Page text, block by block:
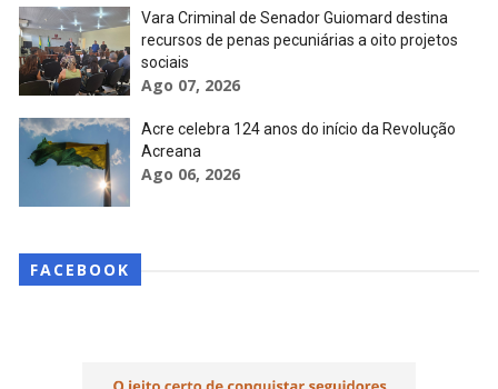
Vara Criminal de Senador Guiomard destina
recursos de penas pecuniárias a oito projetos
sociais
Ago 07, 2026
Acre celebra 124 anos do início da Revolução
Acreana
Ago 06, 2026
FACEBOOK